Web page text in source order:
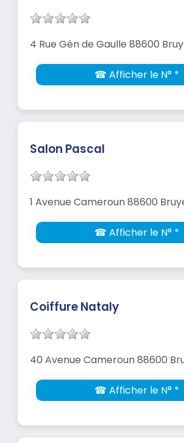
4 Rue Gén de Gaulle 88600
☎ Afficher le N° *
Salon Pascal
1 Avenue Cameroun 88600
☎ Afficher le N° *
Coiffure Nataly
40 Avenue Cameroun 88600
☎ Afficher le N° *